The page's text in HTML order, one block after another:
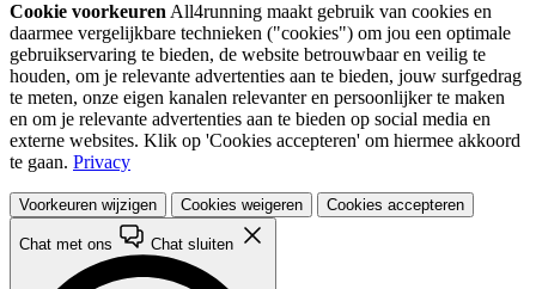
Cookie voorkeuren All4running maakt gebruik van cookies en
daarmee vergelijkbare technieken ("cookies") om jou een optimale
gebruikservaring te bieden, de website betrouwbaar en veilig te
houden, om je relevante advertenties aan te bieden, jouw surfgedrag
te meten, onze eigen kanalen relevanter en persoonlijker te maken
en om je relevante advertenties aan te bieden op social media en
externe websites. Klik op 'Cookies accepteren' om hiermee akkoord
te gaan. Privacy
Voorkeuren wijzigen Cookies weigeren Cookies accepteren
Chat met ons Chat sluiten